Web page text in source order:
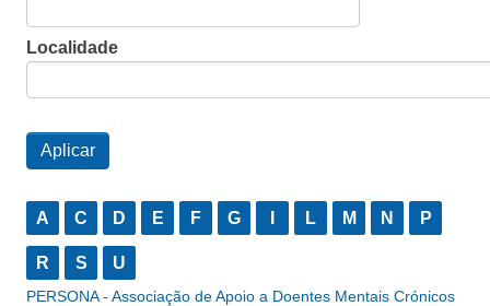
Localidade
A C D E F G L M N P
R S U
PERSONA - Associação de Apoio a Doentes Mentais Crónicos